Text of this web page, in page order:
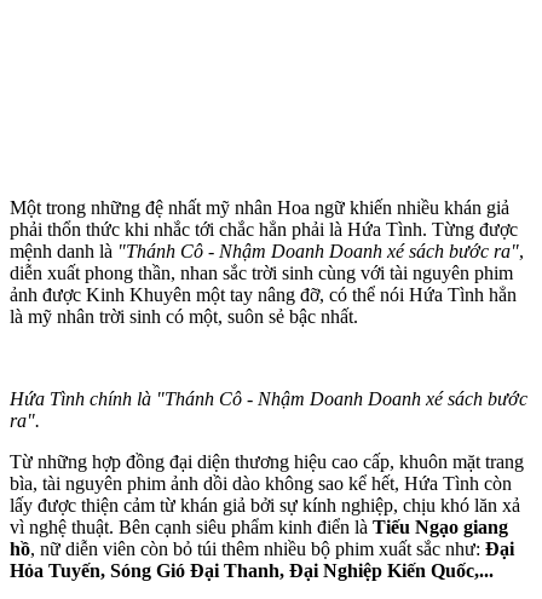
Một trong những đệ nhất mỹ nhân Hoa ngữ khiến nhiều khán giả
phải thổn thức khi nhắc tới chắc hẳn phải là Hứa Tình. Từng được
mệnh danh là "Thánh Cô - Nhậm Doanh Doanh xé sách bước ra",
diễn xuất phong thần, nhan sắc trời sinh cùng với tài nguyên phim
ảnh được Kinh Khuyên một tay nâng đỡ, có thể nói Hứa Tình hẳn
là mỹ nhân trời sinh có một, suôn sẻ bậc nhất.
Hứa Tình chính là "Thánh Cô - Nhậm Doanh Doanh xé sách bước
ra".
Từ những hợp đồng đại diện thương hiệu cao cấp, khuôn mặt trang
bìa, tài nguyên phim ảnh dồi dào không sao kể hết, Hứa Tình còn
lấy được thiện cảm từ khán giả bởi sự kính nghiệp, chịu khó lăn xả
vì nghệ thuật. Bên cạnh siêu phẩm kinh điển là Tiếu Ngạo giang
hồ, nữ diễn viên còn bỏ túi thêm nhiều bộ phim xuất sắc như: Đại
Hỏa Tuyến, Sóng Gió Đại Thanh, Đại Nghiệp Kiến Quốc,...